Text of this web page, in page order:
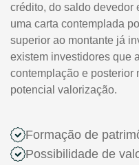
crédito, do saldo devedor
uma carta contemplada
superior ao montante já
existem investidores que
contemplação e posterior
potencial valorização.
Formação de
Possibilidade de